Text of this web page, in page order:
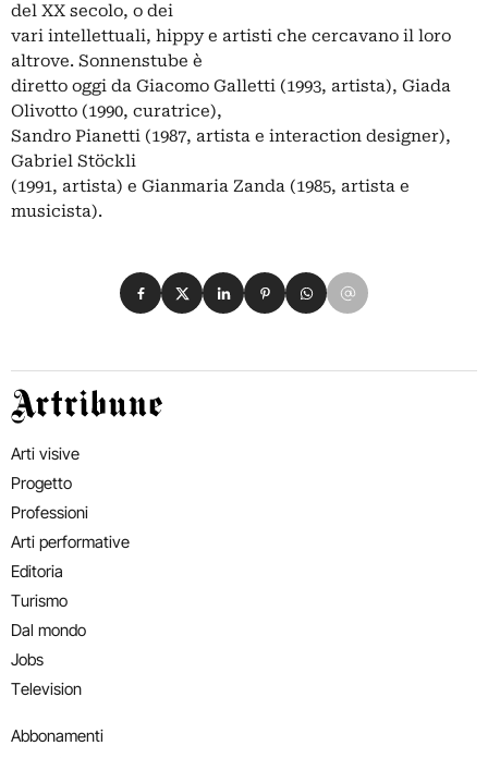
del XX secolo, o dei
vari intellettuali, hippy e artisti che cercavano il loro
altrove. Sonnenstube è
diretto oggi da Giacomo Galletti (1993, artista), Giada
Olivotto (1990, curatrice),
Sandro Pianetti (1987, artista e interaction designer),
Gabriel Stöckli
(1991, artista) e Gianmaria Zanda (1985, artista e
musicista).
Condividi su Facebook
Condividi su X
Condividi su LinkedIn
Condividi su Pinterest
Condividi su WhatsApp
Condividi su Email
Artribune
Arti visive
Progetto
Professioni
Arti performative
Editoria
Turismo
Dal mondo
Jobs
Television
Abbonamenti